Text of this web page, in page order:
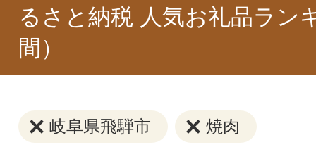
るさと納税 人気お礼品ラン
間）
岐阜県飛騨市 焼肉